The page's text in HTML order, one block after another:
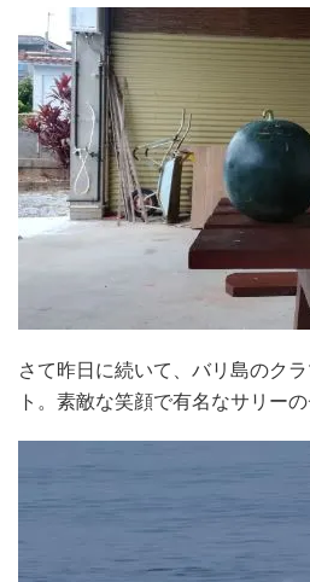
さて昨日に続いて、バリ島のク
ト。素敵な笑顔で有名なサリー